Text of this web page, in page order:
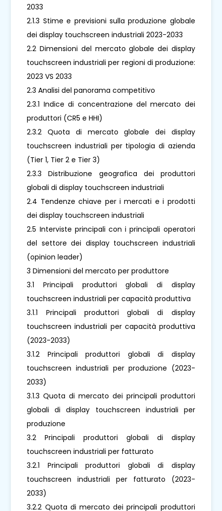
2033
2.1.3 Stime e previsioni sulla produzione globale
dei display touchscreen industriali 2023-2033
2.2 Dimensioni del mercato globale dei display
touchscreen industriali per regioni di produzione:
2023 VS 2033
2.3 Analisi del panorama competitivo
2.3.1 Indice di concentrazione del mercato dei
produttori (CR5 e HHI)
2.3.2 Quota di mercato globale dei display
touchscreen industriali per tipologia di azienda
(Tier 1, Tier 2 e Tier 3)
2.3.3 Distribuzione geografica dei produttori
globali di display touchscreen industriali
2.4 Tendenze chiave per i mercati e i prodotti
dei display touchscreen industriali
2.5 Interviste principali con i principali operatori
del settore dei display touchscreen industriali
(opinion leader)
3 Dimensioni del mercato per produttore
3.1 Principali produttori globali di display
touchscreen industriali per capacità produttiva
3.1.1 Principali produttori globali di display
touchscreen industriali per capacità produttiva
(2023-2033)
3.1.2 Principali produttori globali di display
touchscreen industriali per produzione (2023-
2033)
3.1.3 Quota di mercato dei principali produttori
globali di display touchscreen industriali per
produzione
3.2 Principali produttori globali di display
touchscreen industriali per fatturato
3.2.1 Principali produttori globali di display
touchscreen industriali per fatturato (2023-
2033)
3.2.2 Quota di mercato dei principali produttori